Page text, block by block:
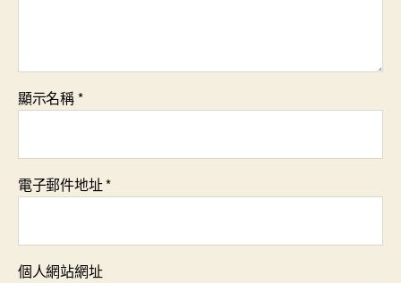
顯示名稱*
電子郵件地址*
個人網站網址